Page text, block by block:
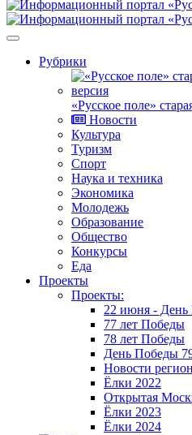
Рубрики
«Русское поле»
Новости
Культура
Туризм
Спорт
Наука и техника
Экономика
Молодежь
Образование
Общество
Конкурсы
Еда
Проекты
Проекты:
22 июня - День
77 лет Победы
78 лет Победы
День Победы
Новости
Ёлки 2022
Открытая
Ёлки 2023
Ёлки 2024